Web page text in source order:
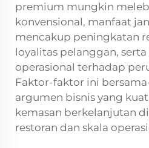
premium mungkin
konvensional, manfaat
mencakup peningkatan
loyalitas pelanggan,
operasional terhadap
Faktor-faktor ini
argumen bisnis yang
kemasan berkelanjutan
restoran dan skala